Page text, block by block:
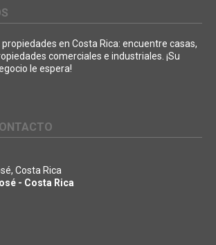
en Costa Rica: encuentre casas,
comerciales e industriales. ¡Su
le espera!
Costa Rica
- Costa Rica